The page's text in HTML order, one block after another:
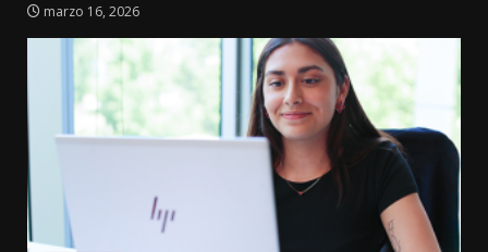
marzo 16, 2026